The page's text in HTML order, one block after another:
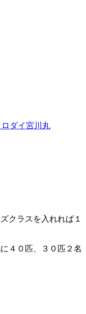
ダイ宮川丸
クラスを入れれば１
４０匹、３０匹２名